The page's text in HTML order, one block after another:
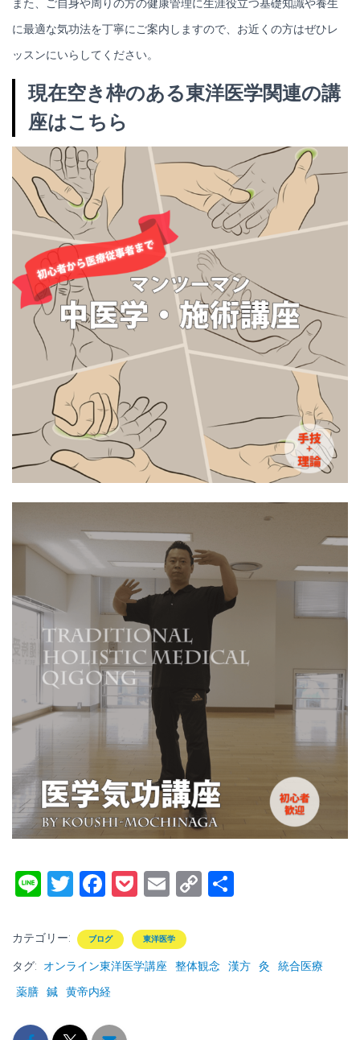
また、ご自身や周りの方の健康管理に生涯役立つ基礎知識や養生
に最適な気功法を丁寧にご案内しますので、お近くの方はぜひレ
ッスンにいらしてください。
現在空き枠のある東洋医学関連の講
座はこちら
Li
e
T
tt
er
F
ce
b
o
P
ck
et
E
ai
l
C
y
カテゴリー: ブログ 東洋医学
タグ: オンライン東洋医学講座 整体観念 漢方 灸
統合医療
薬膳
鍼 黄帝内経